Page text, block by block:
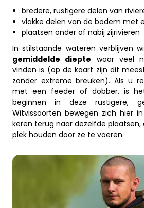
bredere, rustigere delen van
vlakke delen van de bodem met
plaatsen onder of nabij zijrivieren
In stilstaande wateren verblijven
gemiddelde diepte waar veel
vinden is (op de kaart zijn dit
zonder extreme breuken). Als u
met een feeder of dobber, is
beginnen in deze rustigere,
Witvissoorten bewegen zich hier
keren terug naar dezelfde plaatsen,
plek houden door ze te voeren.